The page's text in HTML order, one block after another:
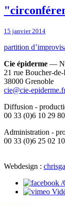
15 janvier 2014
partition
Cie épiderme —
21 rue Boucher-de-
38000 Grenoble
cie@cie-
Diffusion -
00 33 (0)6 10 29
Administration -
00 33 (0)6 25 02
Webdesign :
/